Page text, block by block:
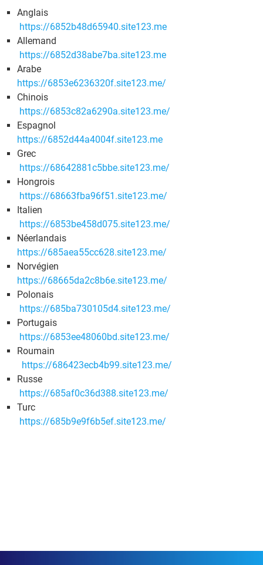
Anglais
https://6852b48d65940.site123.me
Allemand
https://6852d38abe7ba.site123.me
Arabe
https://6853e6236320f.site123.me/
Chinois
https://6853c82a6290a.site123.me/
Espagnol
https://6852d44a4004f.site123.me
Grec
https://68642881c5bbe.site123.me/
Hongrois
https://68663fba96f51.site123.me/
Italien
https://6853be458d075.site123.me/
Néerlandais
https://685aea55cc628.site123.me/
Norvégien
https://68665da2c8b6e.site123.me/
Polonais
https://685ba730105d4.site123.me/
Portugais
https://6853ee48060bd.site123.me/
Roumain
https://686423ecb4b99.site123.me/
Russe
https://685af0c36d388.site123.me/
Turc
https://685b9e9f6b5ef.site123.me/